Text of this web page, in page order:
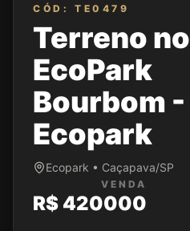
CÓD: TE0479
Terreno no
EcoPark
Bourbom -
Ecopark
Ecopark • Caçapava/SP
VENDA
R$ 420000